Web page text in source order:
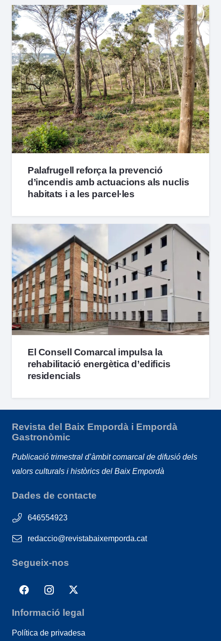
Palafrugell reforça la prevenció
d’incendis amb actuacions als nuclis
habitats i a les parcel·les
El Consell Comarcal impulsa la
rehabilitació energètica d’edificis
residencials
Revista del Baix Empordà i Empordà
Gastronòmic
Publicació trimestral d’àmbit comarcal de difusió dels
valors culturals i històrics del Baix Empordà
Dades de contacte
646554923
redaccio@revistabaixemporda.cat
Segueix-nos
Informació legal
Política de privadesa